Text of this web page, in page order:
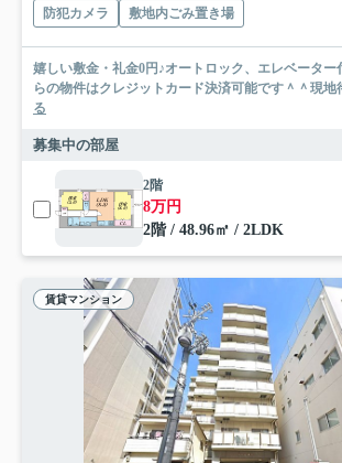
防犯カメラ
敷地内ごみ置き場
嬉しい敷金・礼金0円♪オートロック、エレベーター
らの物件はクレジットカード決済可能です＾＾現地
る
募集中の部屋
2階
8万円
2階 / 48.96㎡ / 2LDK
賃貸マンション